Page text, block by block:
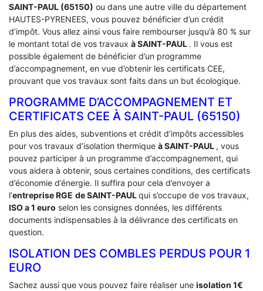
SAINT-PAUL (65150) ou dans une autre ville du département
HAUTES-PYRENEES, vous pouvez bénéficier d’un crédit
d’impôt. Vous allez ainsi vous faire rembourser jusqu’à 80 % sur
le montant total de vos travaux à SAINT-PAUL . Il vous est
possible également de bénéficier d’un programme
d’accompagnement, en vue d’obtenir les certificats CEE,
prouvant que vos travaux sont faits dans un but écologique.
PROGRAMME D’ACCOMPAGNEMENT ET
CERTIFICATS CEE À ‎SAINT-PAUL (65150)
En plus des aides, subventions et crédit d’impôts accessibles
pour vos travaux d’isolation thermique à SAINT-PAUL , vous
pouvez participer à un programme d’accompagnement, qui
vous aidera à obtenir, sous certaines conditions, des certificats
d’économie d’énergie. Il suffira pour cela d’envoyer a
l’entreprise RGE de SAINT-PAULqui s’occupe de vos travaux,
ISO a 1 euro selon les consignes données, les différents
documents indispensables à la délivrance des certificats en
question.
ISOLATION DES COMBLES PERDUS POUR 1
EURO
Sachez aussi que vous pouvez faire réaliser une isolation 1€